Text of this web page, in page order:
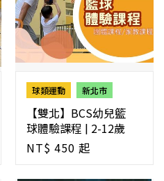
球類運動 新北市
【雙北】BCS幼兒籃
球體驗課程 | 2-12歲
NT$ 450 起